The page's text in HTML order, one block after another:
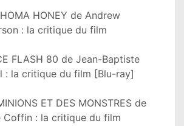
HONEY de Andrew
: la critique du film
FLASH 80 de Jean-Baptiste
: la critique du film [Blu-ray]
ET DES MONSTRES de
Coffin : la critique du film